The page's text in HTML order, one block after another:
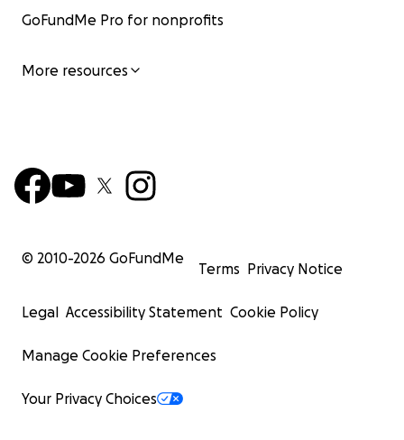
GoFundMe Pro for nonprofits
More resources
© 2010-2026 GoFundMe
Terms Privacy Notice
Legal Accessibility Statement Cookie Policy
Manage Cookie Preferences
Your Privacy Choices